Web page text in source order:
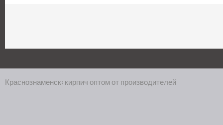
Краснознаменск: кирпич оптом от производителей